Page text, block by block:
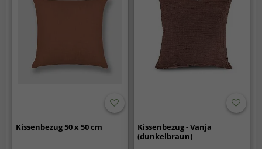
Kissenbezug 50 x 50 cm
Kissenbezug - Vanja
(dunkelbraun)